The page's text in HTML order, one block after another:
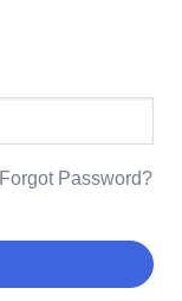
Forgot Password?